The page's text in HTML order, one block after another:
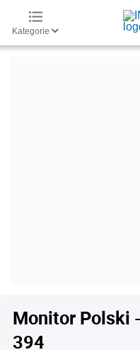
Kategorie
Monitor Polski
394